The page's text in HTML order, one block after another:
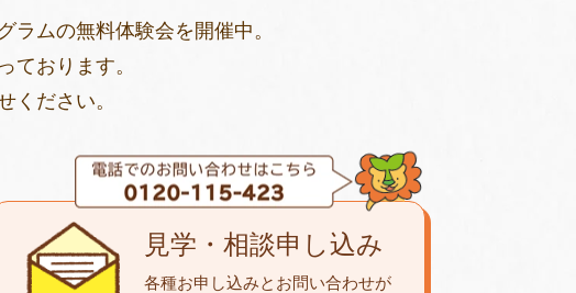
ラムの無料体験会を開催中。
ております。
ください。
見学・相談申し込み
各種お申し込みとお問い合わせが